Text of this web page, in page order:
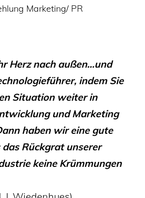
Marketing/ PR
Herz nach außen…und
indem Sie
Situation weiter in
und Marketing
haben wir eine gute
das Rückgrat unserer
keine Krümmungen